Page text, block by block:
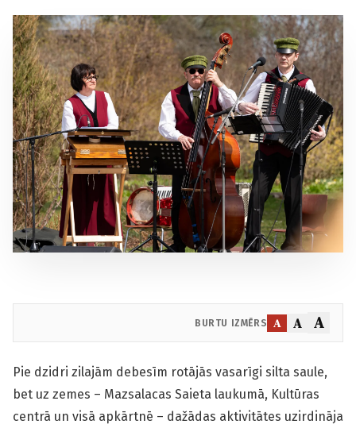
BURTU IZMĒRS A A A
Pie dzidri zilajām debesīm rotājās vasarīgi silta saule,
bet uz zemes – Mazsalacas Saieta laukumā, Kultūras
centrā un visā apkārtnē – dažādas aktivitātes uzirdināja